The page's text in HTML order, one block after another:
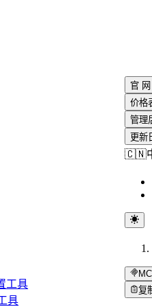
工具
具
官 网
价格
管理
更新
🇨🇳
复